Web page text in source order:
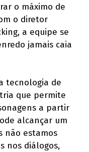
o máximo de
o diretor
a equipe se
jamais caia
tecnologia de
que permite
a partir
alcançar um
não estamos
nos diálogos,